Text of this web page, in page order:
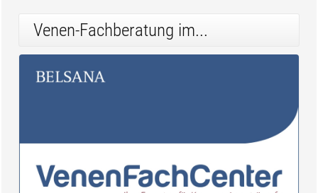
Venen-Fachberatung im...